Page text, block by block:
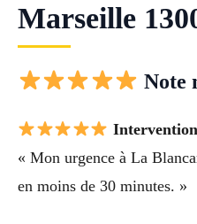
Marseille
Note
« Mon urgence à La
en moins de 30 minutes. »